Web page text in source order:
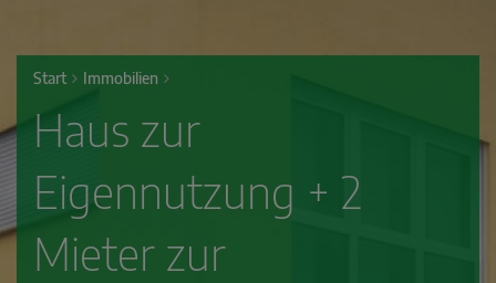
Start Immobilien
Haus zur
Eigennutzung + 2
Mieter zur